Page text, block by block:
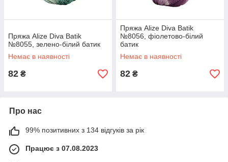
Пряжа Alize Diva Batik
№8055, зелено-білий батик
Немає в наявності
82 ₴
Пряжа Alize Diva Batik
№8056, фіолетово-білий
батик
Немає в наявності
82 ₴
Про нас
99% позитивних з 134 відгуків за рік
Працює з 07.08.2023